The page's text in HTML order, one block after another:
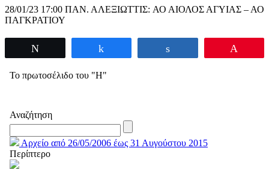
28/01/23 17:00 ΠΑΝ. ΑΛΕΞΙΩΤΤΙΣ: ΑΟ ΑΙΟΛΟΣ ΑΓΥΙΑΣ – ΑΟ
ΠΑΓΚΡΑΤΙΟΥ
Το πρωτοσέλιδο του "Η"
Αναζήτηση
Αρχείο από 26/05/2006 έως 31 Αυγούστου 2015
Περίπτερο